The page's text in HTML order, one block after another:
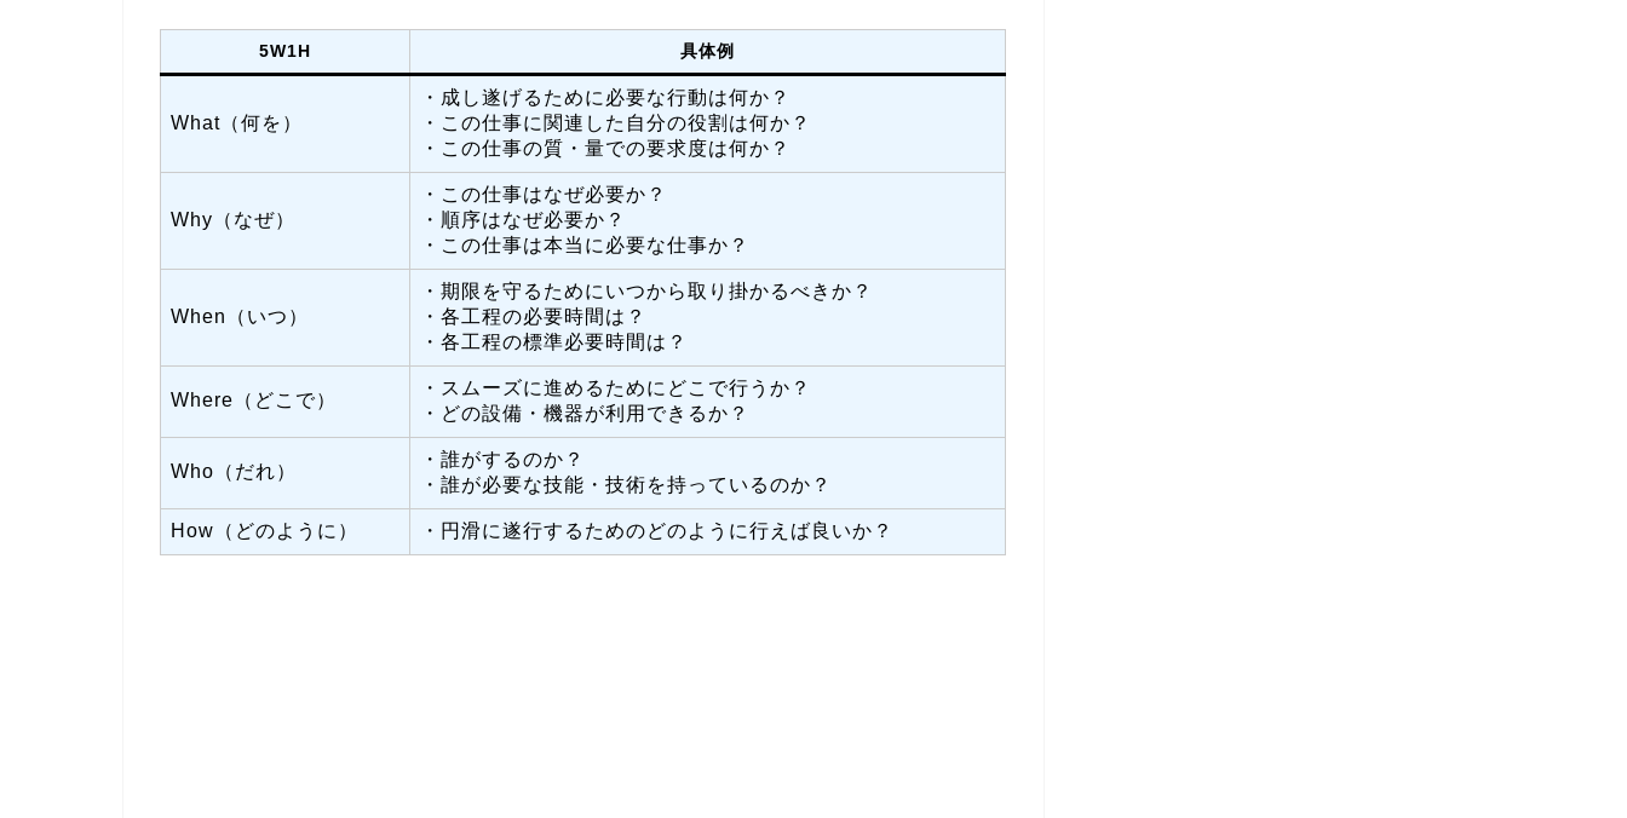
5W1H 具体例
What（何を）
・成し遂げるために必要な行動は何か？
・この仕事に関連した自分の役割は何か？
・この仕事の質・量での要求度は何か？
Why（なぜ）
・この仕事はなぜ必要か？
・順序はなぜ必要か？
・この仕事は本当に必要な仕事か？
When（いつ）
・期限を守るためにいつから取り掛かるべきか？
・各工程の必要時間は？
・各工程の標準必要時間は？
Where（どこで）
・スムーズに進めるためにどこで行うか？
・どの設備・機器が利用できるか？
Who（だれ）
・誰がするのか？
・誰が必要な技能・技術を持っているのか？
How（どのように） ・円滑に遂行するためのどのように行えば良いか？